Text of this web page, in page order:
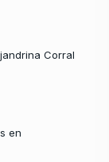
Corral
en